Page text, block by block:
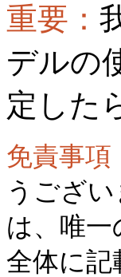
重要：
デルの
定した
免責事項
うござ
は、唯
全体に記